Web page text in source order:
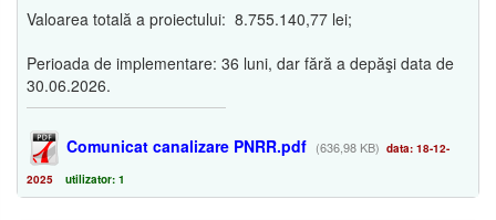
Valoarea totală a proiectului: 8.755.140,77 lei;
Perioada de implementare: 36 luni, dar fără a depăşi data de
30.06.2026.
Comunicat canalizare PNRR.pdf (636,98 KB) data: 18-12-
2025 utilizator: 1